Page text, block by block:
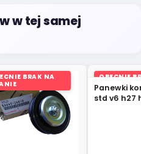
w tej samej
BRAK NA
OBECNIE
STANIE
Panewki
std v6 h27